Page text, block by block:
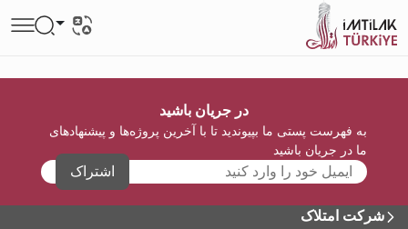
در جریان باشید
به فهرست پستی ما بپیوندید تا با آخرین پروژه‌ها و پیشنهادهای
ما در جریان باشید
اشتراک
شرکت امتلاک